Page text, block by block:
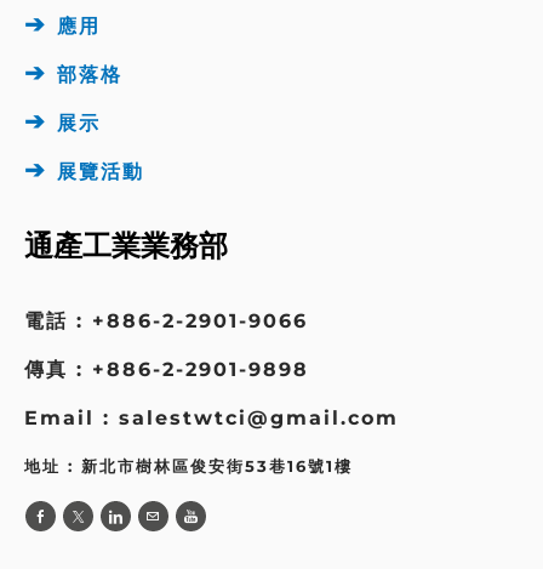
➔ 應用
➔ 部落格
➔ 展示
➔ 展覽活動
通產工業業務部
電話 : +886-2-2901-9066
傳真 : +886-2-2901-9898
Email : salestwtci@gmail.com
地址 : 新北市樹林區俊安街53巷16號1樓